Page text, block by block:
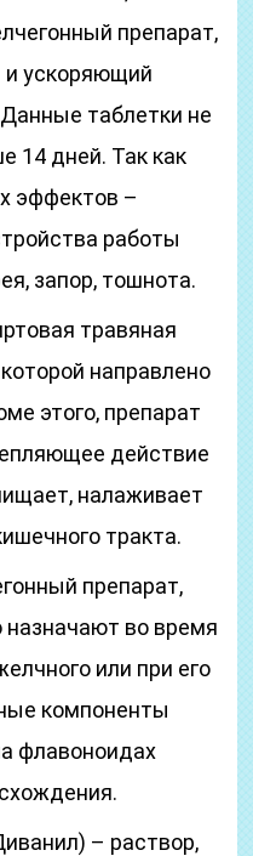
препарат,
ускоряющий
таблетки не
14 дней. Так как
эффектов –
работы
запор, тошнота.
травяная
направлено
этого, препарат
действие
налаживает
тракта.
препарат,
во время
или при его
компоненты
флавоноидах
– раствор,